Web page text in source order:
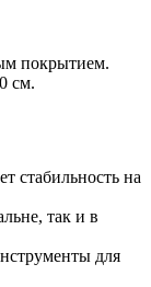
покрытием.
см.
стабильность на
так и в
для